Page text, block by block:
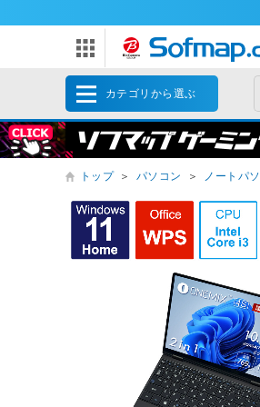
カテゴリから選ぶ
トップ ＞ パソコン ＞ ノートパ